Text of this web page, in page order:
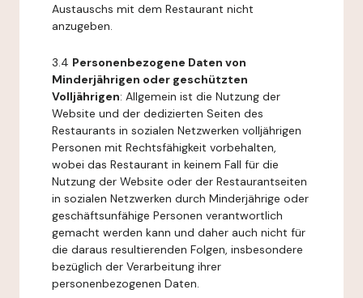
Austauschs mit dem Restaurant nicht
anzugeben.
3.4 Personenbezogene Daten von
Minderjährigen oder geschützten
Volljährigen: Allgemein ist die Nutzung der
Website und der dedizierten Seiten des
Restaurants in sozialen Netzwerken volljährigen
Personen mit Rechtsfähigkeit vorbehalten,
wobei das Restaurant in keinem Fall für die
Nutzung der Website oder der Restaurantseiten
in sozialen Netzwerken durch Minderjährige oder
geschäftsunfähige Personen verantwortlich
gemacht werden kann und daher auch nicht für
die daraus resultierenden Folgen, insbesondere
bezüglich der Verarbeitung ihrer
personenbezogenen Daten.